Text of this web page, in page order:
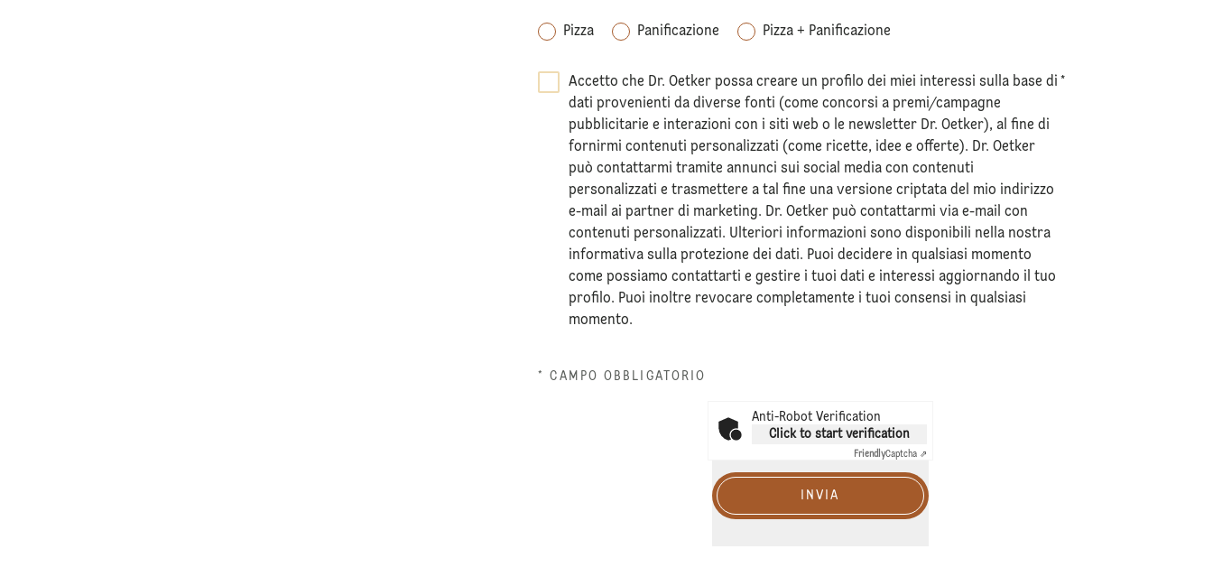
Pizza Panificazione Pizza + Panificazione
Accetto che Dr. Oetker possa creare un profilo dei miei interessi sulla base di
dati provenienti da diverse fonti (come concorsi a premi/campagne
pubblicitarie e interazioni con i siti web o le newsletter Dr. Oetker), al fine di
fornirmi contenuti personalizzati (come ricette, idee e offerte). Dr. Oetker
può contattarmi tramite annunci sui social media con contenuti
personalizzati e trasmettere a tal fine una versione criptata del mio indirizzo
e-mail ai partner di marketing. Dr. Oetker può contattarmi via e-mail con
contenuti personalizzati. Ulteriori informazioni sono disponibili nella nostra
informativa sullaprotezione dei dati. Puoi decidere in qualsiasi momento
come possiamo contattarti e gestire i tuoi dati e interessi aggiornando il tuo
profilo. Puoi inoltre revocare completamente i tuoi consensi in qualsiasi
momento.
*
* CAMPO OBBLIGATORIO
Anti-Robot Verification
Click to start verification
FriendlyCaptcha ⇗
INVIA